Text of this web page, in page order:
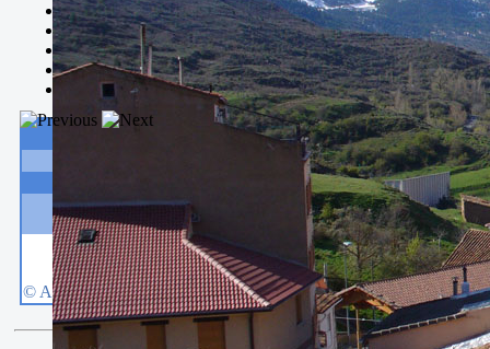
Solidaria carrera - 7 TÉRMINOS XTREM
Temporal de Febrero
Nevada Enero 2018
La estación de esquí de Javalambre abrirán este sábado
Larga vida a las escuelas